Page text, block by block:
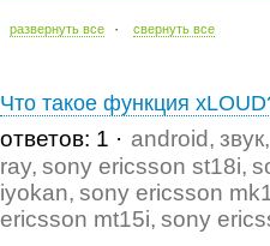
развернуть все · cвернуть все
Что такое функция
ответов: 1 android звук
ray sony ericsson st18i
iyokan sony ericsson
ericsson mt15i sony